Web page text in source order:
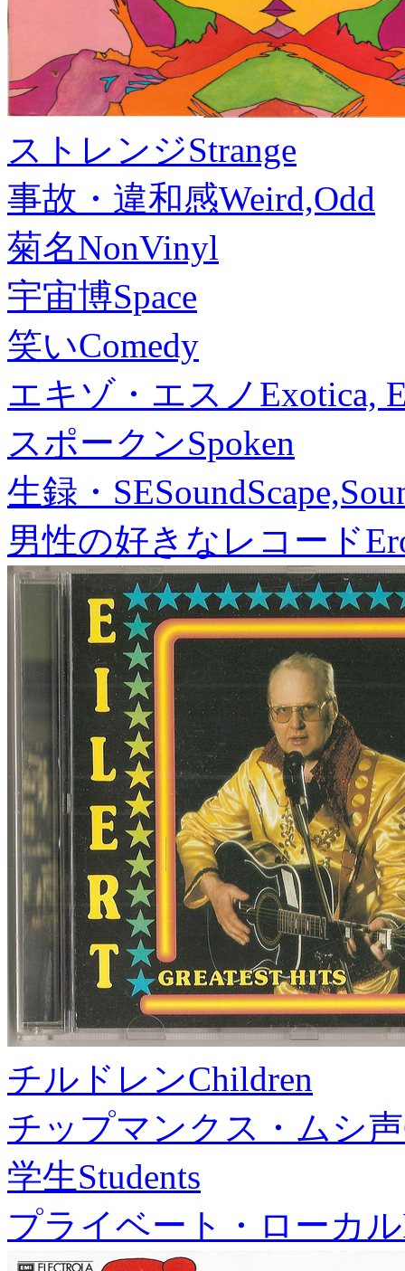
ストレンジStrange
事故・違和感Weird,Odd
菊名NonVinyl
宇宙博Space
笑いComedy
エキゾ・エスノ Exotica,
スポークンSpoken
生録・SE
男性の好きなレコード
チルドレンChildren
チップマンクス・ムシ声
学生Students
プライベート・ローカル